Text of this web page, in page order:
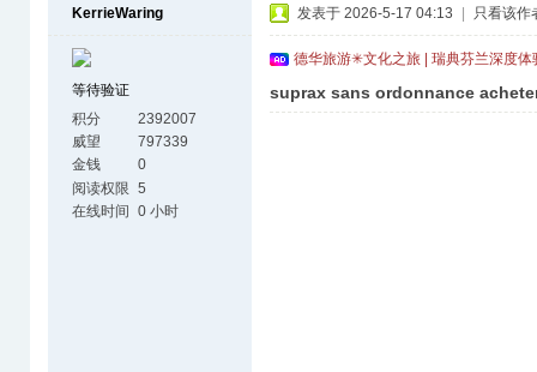
KerrieWaring
等待验证
积分
2392007
威望
797339
金钱
0
阅读权限 5
在线时间 0 小时
发表于 2026-5-17 04:13 只看该作
德华旅游✳文化之旅 | 瑞典芬兰深度
suprax sans ordonnance